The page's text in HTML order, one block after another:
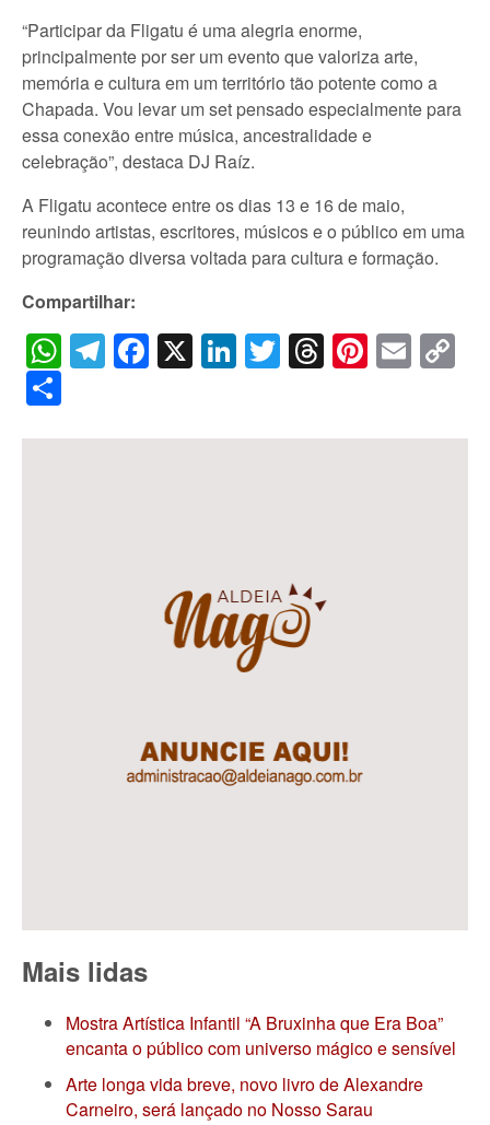
“Participar da Fligatu é uma alegria enorme,
principalmente por ser um evento que valoriza arte,
memória e cultura em um território tão potente como a
Chapada. Vou levar um set pensado especialmente para
essa conexão entre música, ancestralidade e
celebração”, destaca DJ Raíz.
A Fligatu acontece entre os dias 13 e 16 de maio,
reunindo artistas, escritores, músicos e o público em uma
programação diversa voltada para cultura e formação.
Compartilhar:
WhatsApp
Telegram
Facebook
X LinkedIn
Twitter
Threads
Mais lidas
Mostra Artística Infantil “A Bruxinha que Era Boa”
encanta o público com universo mágico e sensível
Arte longa vida breve, novo livro de Alexandre
Carneiro, será lançado no Nosso Sarau